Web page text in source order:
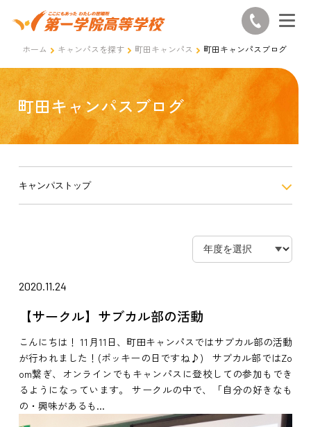
ホーム キャンパスを探す 町田キャンパス 町田キャンパスブログ
町田キャンパスブログ
キャンパストップ
2020.11.24
【サークル】サブカル部の活動
こんにちは！ 11月11日、町田キャンパスではサブカル部の活動
が行われました！(ポッキーの日ですね♪) サブカル部ではZo
om繋ぎ、オンラインでもキャンパスに登校しての参加もでき
るようになっています。 サークルの中で、「自分の好きなも
の・興味があるも...